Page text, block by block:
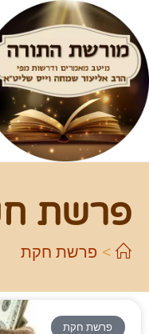
פרשת
> פרשת חקת
פרשת חקת